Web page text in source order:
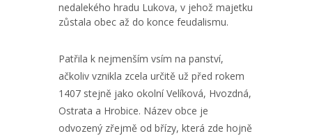
nedalekého hradu Lukova, v jehož majetku
zůstala obec až do konce feudalismu.
Patřila k nejmenším vsím na panství,
ačkoliv vznikla zcela určitě už před rokem
1407 stejně jako okolní Velíková, Hvozdná,
Ostrata a Hrobice. Název obce je
odvozený zřejmě od břízy, která zde hojně